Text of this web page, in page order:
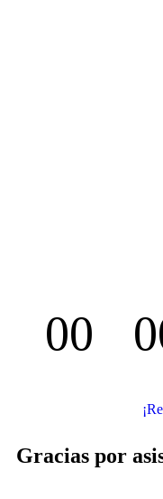
00
Gracias por